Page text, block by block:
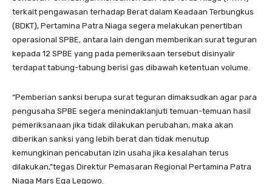
terkait pengawasan terhadap Berat dalam Keadaan Terbungkus
(BDKT), Pertamina Patra Niaga segera melakukan penertiban
operasional SPBE, antara lain dengan memberikan surat teguran
kepada 12 SPBE yang pada pemeriksaan tersebut disinyalir
terdapat tabung-tabung berisi gas dibawah ketentuan volume.
“Pemberian sanksi berupa surat teguran dimaksudkan agar para
pengusaha SPBE segera menindaklanjuti temuan-temuan hasil
pemeriksanaan jika tidak dilakukan perubahan, maka akan
diberikan sanksi yang lebih berat dan tidak menutup
kemungkinan pencabutan izin usaha jika kesalahan terus
dilakukan,”tegas Direktur Pemasaran Regional Pertamina Patra
Niaga Mars Ega Legowo.